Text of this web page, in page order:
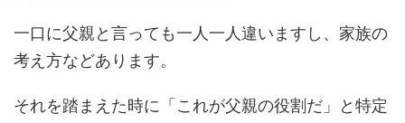
一口に父親と言っても一人一人違いますし、家族の
考え方などあります。
それを踏まえた時に「これが父親の役割だ」と特定